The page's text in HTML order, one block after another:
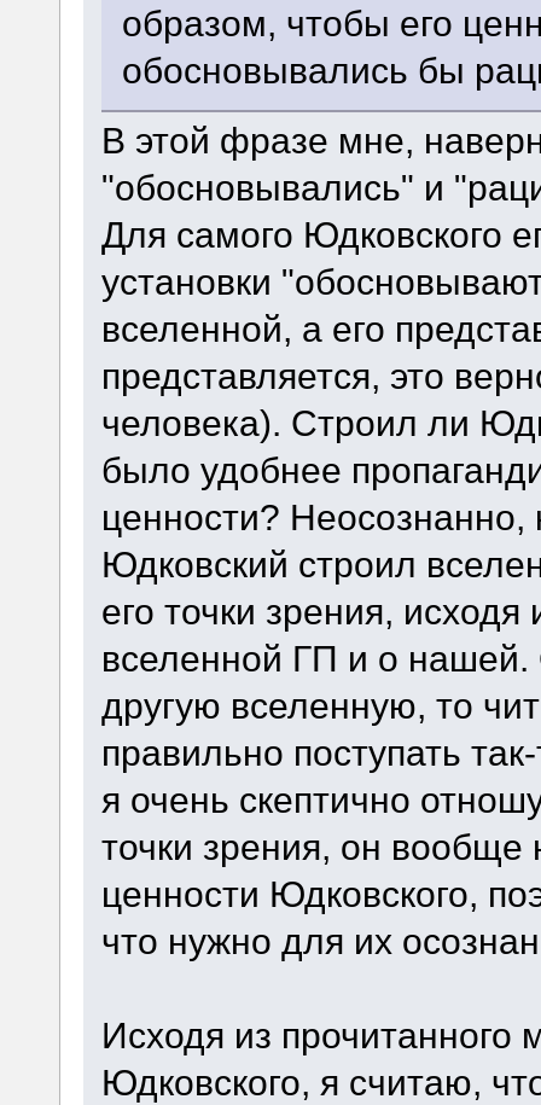
образом, чтобы его
обосновывались бы
В этой фразе мне,
"обосновывались" и
Для самого Юдковского
установки
вселенной, а его
представляется, это
человека). Строил ли
было удобнее
ценности?
Юдковский строил
его точки зрения,
вселенной ГП и о
другую вселенную, то
правильно поступать
я очень скептично
точки зрения, он
ценности Юдковского,
что нужно для их
Исходя из прочитанного
Юдковского, я считаю,